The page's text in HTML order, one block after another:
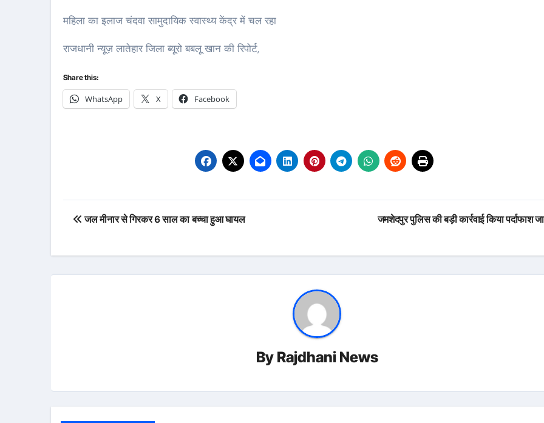
महिला का इलाज चंदवा सामुदायिक स्वास्थ्य केंद्र में चल रहा
राजधानी न्यूज़ लातेहार जिला ब्यूरो बबलू खान की रिपोर्ट,
Share this:
WhatsApp X Facebook
Post
जल मीनार से गिरकर 6 साल का बच्चा हुआ घायल जमशेदपुर पुलिस की बड़ी कार्रवाई किया पर्दाफाश
By Rajdhani News